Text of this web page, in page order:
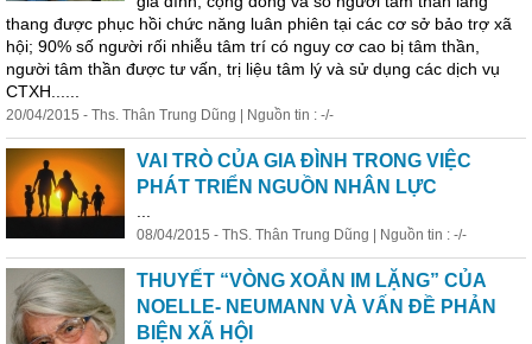
thang được phục hồi chức năng luân phiên tại các cơ sở bảo trợ xã
hội; 90% số người rối nhiễu tâm trí có nguy cơ cao bị tâm thần,
người tâm thần được tư vấn, trị liệu tâm lý và sử dụng các dịch vụ
CTXH......
20/04/2015 - Ths. Thân Trung Dũng | Nguồn tin : -/-
VAI TRÒ CỦA GIA ĐÌNH TRONG VIỆC
PHÁT TRIỂN NGUỒN NHÂN LỰC
08/04/2015 - ThS. Thân Trung Dũng | Nguồn tin : -/-
THUYẾT “VÒNG XOẮN IM LẶNG” CỦA
NOELLE- NEUMANN VÀ VẤN ĐỀ PHẢN
BIỆN XÃ HỘI